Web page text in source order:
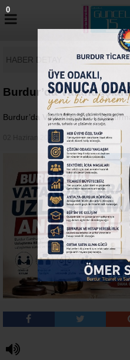
HABER DETAY
Burdur’da
Burdur’da Vatandaşlara
02 Haziran 2026 - Salı 07:41